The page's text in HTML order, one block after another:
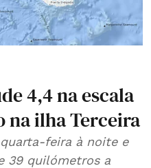
4,4 na escala
na ilha Terceira
feira à noite e
39 quilómetros a